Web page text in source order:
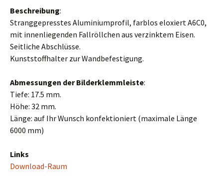
Beschreibung:
Stranggepresstes Aluminiumprofil, farblos eloxiert A6C0,
mit innenliegenden Fallröllchen aus verzinktem Eisen.
Seitliche Abschlüsse.
Kunststoffhalter zur Wandbefestigung.
Abmessungen der Bilderklemmleiste:
Tiefe: 17.5 mm.
Höhe: 32 mm.
Länge: auf Ihr Wunsch konfektioniert (maximale Länge
6000 mm)
Links
Download-Raum